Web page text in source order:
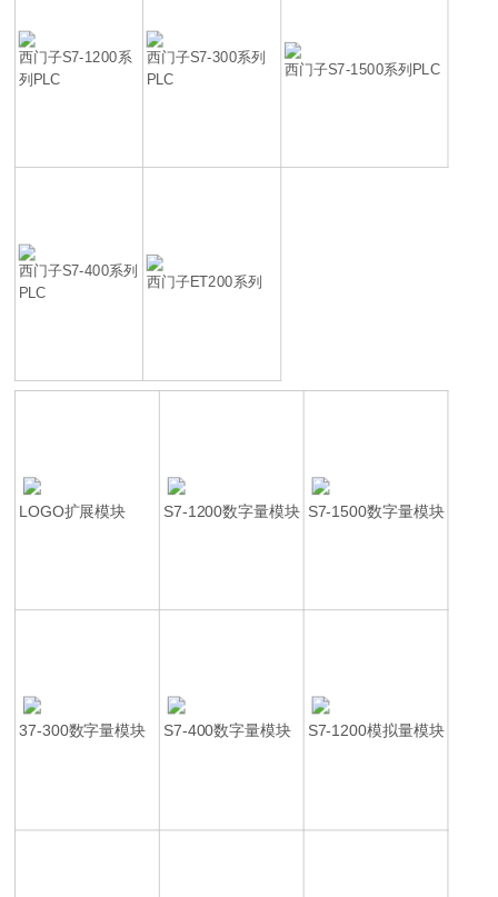
西门子S7-1200系
列PLC
西门子S7-300系列
PLC
西门子S7-1500系列PLC
西门子S7-400系列
PLC
西门子ET200系列
LOGO扩展模块 S7-1200数字量模块 S7-1500数字量模块
37-300数字量模块 S7-400数字量模块 S7-1200模拟量模块